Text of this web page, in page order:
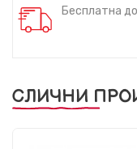
Бесплатна
СЛИЧНИ